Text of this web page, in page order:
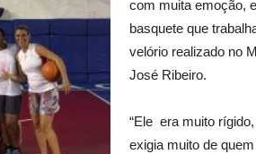
com muita emoção,
basquete que
velório realizado no
José Ribeiro.
“Ele era muito
exigia muito de